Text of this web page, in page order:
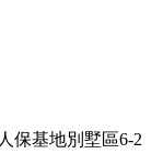
保基地別墅區6-2